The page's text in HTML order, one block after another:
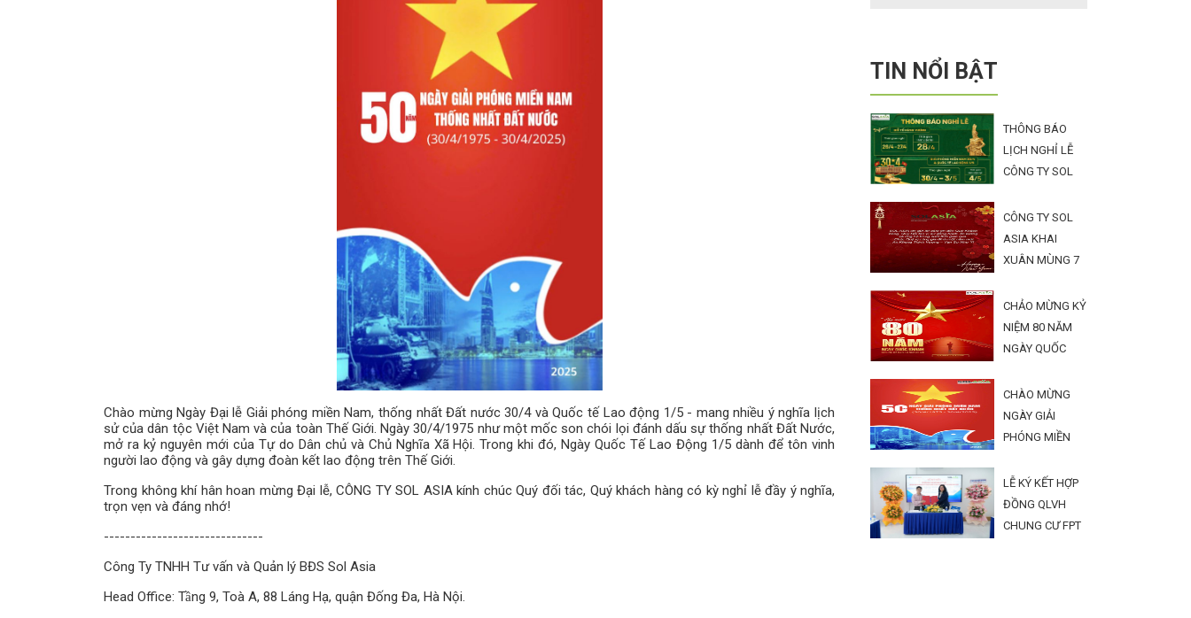
Chào mừng Ngày Đại lễ Giải phóng miền Nam, thống nhất Đất nước 30/4 và Quốc tế Lao động 1/5 - mang nhiều ý nghĩa lịch
sử của dân tộc Việt Nam và của toàn Thế Giới. Ngày 30/4/1975 như một mốc son chói lọi đánh dấu sự thống nhất Đất Nước,
mở ra kỷ nguyên mới của Tự do Dân chủ và Chủ Nghĩa Xã Hội. Trong khi đó, Ngày Quốc Tế Lao Động 1/5 dành để tôn vinh
người lao động và gây dựng đoàn kết lao động trên Thế Giới.
Trong không khí hân hoan mừng Đại lễ, CÔNG TY SOL ASIA kính chúc Quý đối tác, Quý khách hàng có kỳ nghỉ lễ đầy ý nghĩa,
trọn vẹn và đáng nhớ!
------------------------------
Công Ty TNHH Tư vấn và Quản lý BĐS Sol Asia
Head Office: Tầng 9, Toà A, 88 Láng Hạ, quận Đống Đa, Hà Nội.
TIN NỔI BẬT
THÔNG BÁO
LỊCH NGHỈ LỄ
CÔNG TY SOL
CÔNG TY SOL
ASIA KHAI
XUÂN MÙNG 7
2026
CHẢO MỪNG KỶ
NIỆM 80 NĂM
NGÀY QUỐC
CHÀO MỪNG
NGÀY GIẢI
PHÓNG MIỀN
1/5
LỄ KÝ KẾT HỢP
ĐỒNG QLVH
CHUNG CƯ FPT